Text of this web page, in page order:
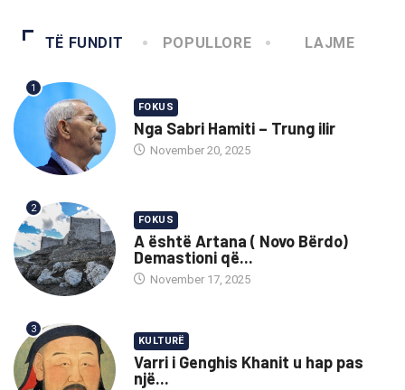
TË FUNDIT POPULLORE LAJME
1
FOKUS
Nga Sabri Hamiti – Trung ilir
November 20, 2025
2
FOKUS
A është Artana ( Novo Bërdo)
Demastioni që...
November 17, 2025
3
KULTURË
Varri i Genghis Khanit u hap pas
një...